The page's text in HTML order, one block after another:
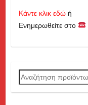
Κάντε κλικ εδώή
Ενημερωθείτε στο
Αναζήτηση
για: